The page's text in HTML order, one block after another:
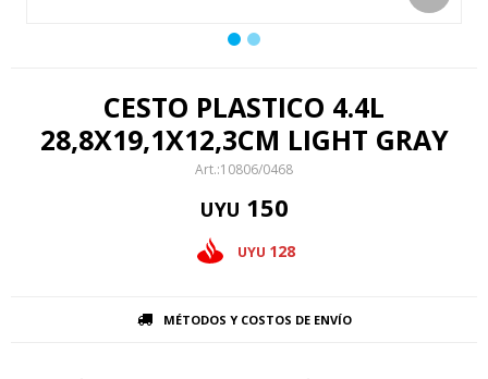
CESTO PLASTICO 4.4L
28,8X19,1X12,3CM LIGHT GRAY
10806/0468
UYU 150
UYU 128
MÉTODOS Y COSTOS DE ENVÍO